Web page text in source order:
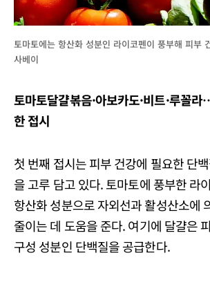
토마토에는 항산화 성분인 라이코펜이 풍부해 피부
사베이
토마토달걀볶음·아보카도·비트·루꼴
한 접시
첫 번째 접시는 피부 건강에 필요한 단
을 고루 담고 있다. 토마토에 풍부한 라
항산화 성분으로 자외선과 활성산소에
줄이는 데 도움을 준다. 여기에 달걀은
구성 성분인 단백질을 공급한다.